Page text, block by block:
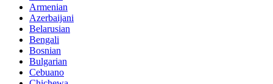
Armenian
Azerbaijani
Belarusian
Bengali
Bosnian
Bulgarian
Cebuano